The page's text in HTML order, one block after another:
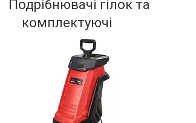
Подрібнювачі гілок та
комплектуючі